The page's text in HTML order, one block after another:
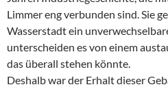
Limmer eng verbunden sind. Sie
Wasserstadt ein
unterscheiden es von einem
das überall stehen könnte.
Deshalb war der Erhalt dieser